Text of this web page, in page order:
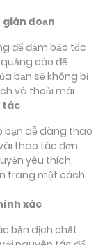
gián đoạn
để đảm bảo tốc
cáo để
bạn sẽ không bị
và thoải mái.
tác
bạn dễ dàng thao
thao tác đơn
yêu thích,
trang một cách
xác
bản dịch chất